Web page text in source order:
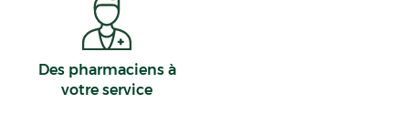
Des pharmaciens à
votre service